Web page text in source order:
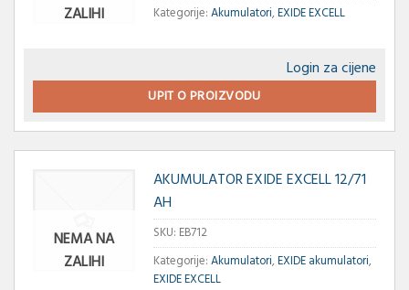
ZALIHI
Kategorije:Akumulatori,EXIDE EXCELL
Login za cijene
UPIT O PROIZVODU
NEMA NA
ZALIHI
AKUMULATOR EXIDE EXCELL 12/71
AH
SKU: EB712
Kategorije:Akumulatori,EXIDE akumulatori,
EXIDE EXCELL